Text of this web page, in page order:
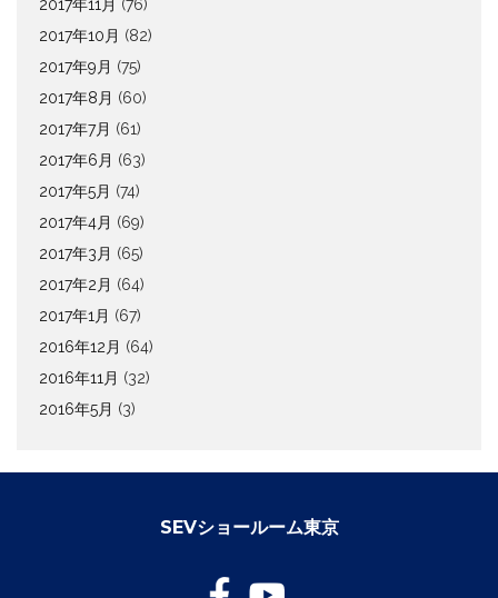
2017年11月 (76)
2017年10月 (82)
2017年9月 (75)
2017年8月 (60)
2017年7月 (61)
2017年6月 (63)
2017年5月 (74)
2017年4月 (69)
2017年3月 (65)
2017年2月 (64)
2017年1月 (67)
2016年12月 (64)
2016年11月 (32)
2016年5月 (3)
SEVショールーム東京